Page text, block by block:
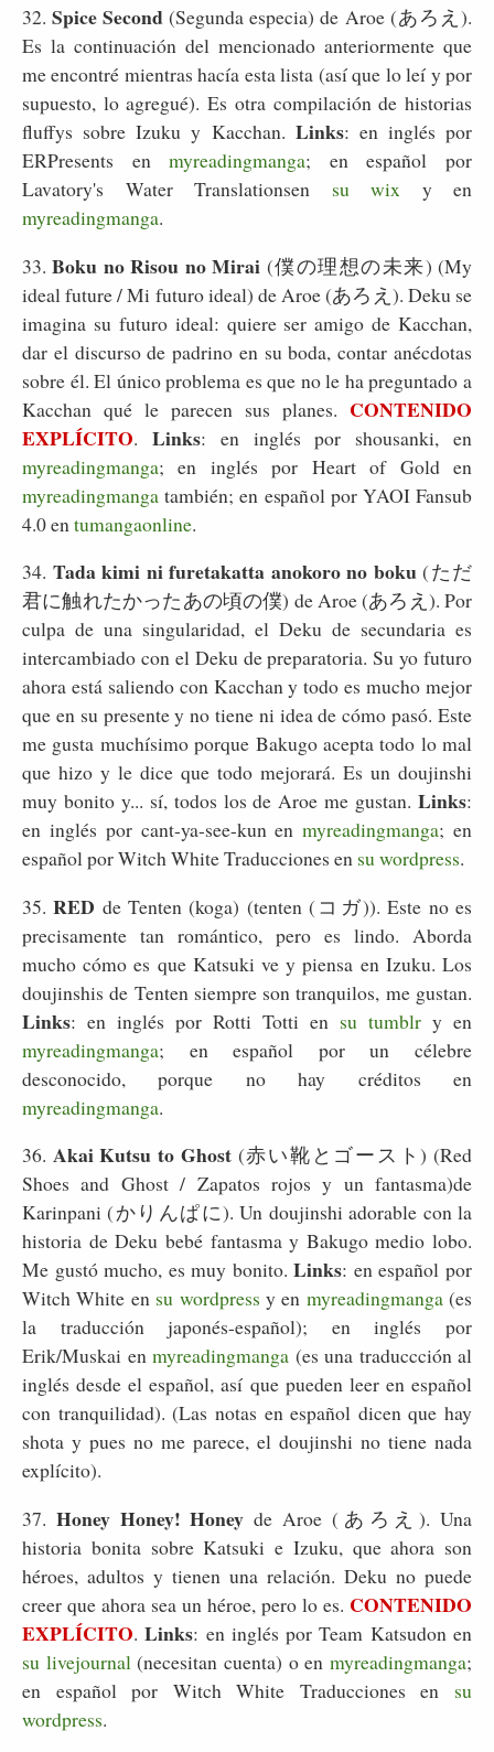
32.Spice Second(Segunda especia) de Aroe (あろえ).
Es la continuación del mencionado anteriormente que
me encontré mientras hacía esta lista (así que lo leí y por
supuesto, lo agregué). Es otra compilación de historias
fluffys sobre Izuku y Kacchan. Links: en inglés por
ERPresents enmyreadingmanga; en español por
Lavatory's Water Translationsen su wix y en
myreadingmanga.
33.Boku no Risou no Mirai (僕の理想の未来) (My
ideal future / Mi futuro ideal) de Aroe (あろえ). Deku se
imagina su futuro ideal: quiere ser amigo de Kacchan,
dar el discurso de padrino en su boda, contar anécdotas
sobre él. El único problema es que no le ha preguntado a
Kacchan qué le parecen sus planes. CONTENIDO
EXPLÍCITO. Links: en inglés por shousanki, en
myreadingmanga; en inglés por Heart of Gold en
myreadingmanga también; en español por YAOI Fansub
4.0 en tumangaonline.
34. Tada kimi ni furetakatta anokoro no boku (ただ
君に触れたかったあの頃の僕) de Aroe (あろえ). Por
culpa de una singularidad, el Deku de secundaria es
intercambiado con el Deku de preparatoria. Su yo futuro
ahora está saliendo con Kacchan y todo es mucho mejor
que en su presente y no tiene ni idea de cómo pasó. Este
me gusta muchísimo porque Bakugo acepta todo lo mal
que hizo y le dice que todo mejorará. Es un doujinshi
muy bonito y... sí, todos los de Aroe me gustan. Links:
en inglés por cant-ya-see-kun enmyreadingmanga; en
español por Witch White Traducciones en su wordpress.
35.RED de Tenten (koga) (tenten (コガ)). Este no es
precisamente tan romántico, pero es lindo. Aborda
mucho cómo es que Katsuki ve y piensa en Izuku. Los
doujinshis de Tenten siempre son tranquilos, me gustan.
Links: en inglés por Rotti Totti en su tumblr y en
myreadingmanga; en español por un célebre
desconocido, porque no hay créditos en
myreadingmanga.
36. Akai Kutsu to Ghost (赤い靴とゴースト) (Red
Shoes and Ghost / Zapatos rojos y un fantasma)de
Karinpani (かりんぱに). Un doujinshi adorable con la
historia de Deku bebé fantasma y Bakugo medio lobo.
Me gustó mucho, es muy bonito.Links: en español por
Witch White en su wordpress y en myreadingmanga(es
la traducción japonés-español); en inglés por
Erik/Muskai en myreadingmanga (es una traduccción al
inglés desde el español, así que pueden leer en español
con tranquilidad). (Las notas en español dicen que hay
shota y pues no me parece, el doujinshi no tiene nada
explícito).
37. Honey Honey! Honeyde Aroe (あろえ). Una
historia bonita sobre Katsuki e Izuku, que ahora son
héroes, adultos y tienen una relación. Deku no puede
creer que ahora sea un héroe, pero lo es. CONTENIDO
EXPLÍCITO.Links: en inglés por Team Katsudon en
su livejournal(necesitan cuenta) o enmyreadingmanga;
en español por Witch White Traducciones en su
wordpress.